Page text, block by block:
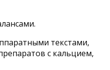
текстами,
с кальцием,